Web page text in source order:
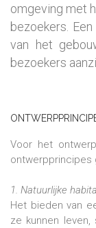
omgeving met
bezoekers.
van het
bezoekers
Voor het
ontwerpprincipes
1. Natuurlijke
Het bieden van
ze kunnen